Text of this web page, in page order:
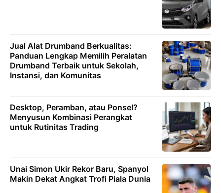
Jual Alat Drumband Berkualitas:
Panduan Lengkap Memilih Peralatan
Drumband Terbaik untuk Sekolah,
Instansi, dan Komunitas
Desktop, Peramban, atau Ponsel?
Menyusun Kombinasi Perangkat
untuk Rutinitas Trading
Unai Simon Ukir Rekor Baru, Spanyol
Makin Dekat Angkat Trofi Piala Dunia